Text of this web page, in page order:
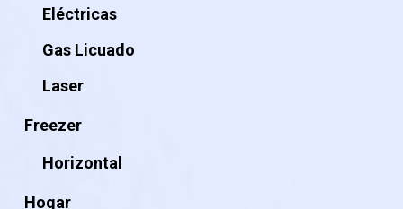
Eléctricas
Gas Licuado
Laser
Freezer
Horizontal
Hogar